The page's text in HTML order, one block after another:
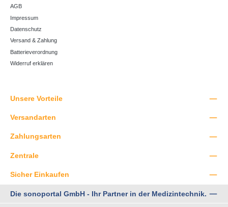
Unsere Vorteile
Zentrale
Sicher Einkaufen
AGB
Impressum
Datenschutz
Versand & Zahlung
Batterieverordnung
Widerruf erklären
Versandarten
Zahlungsarten
Die sonoportal GmbH - Ihr Partner in der Medizintechnik.